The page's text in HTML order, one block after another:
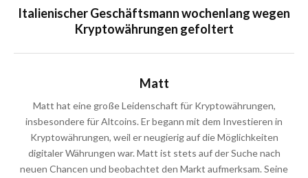
Italienischer Geschäftsmann wochenlang wegen
Kryptowährungen gefoltert
Matt
Matt hat eine große Leidenschaft für Kryptowährungen,
insbesondere für Altcoins. Er begann mit dem Investieren in
Kryptowährungen, weil er neugierig auf die Möglichkeiten
digitaler Währungen war. Matt ist stets auf der Suche nach
neuen Chancen und beobachtet den Markt aufmerksam. Seine